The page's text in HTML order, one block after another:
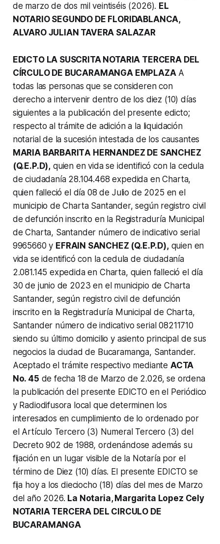
de marzo de dos mil veintiséis (2026). EL
NOTARIO SEGUNDO DE FLORIDABLANCA,
ALVARO JULIAN TAVERA SALAZAR
EDICTО LA SUSCRITA NOTARIA TERCERA DEL
CÍRCULO DE BUCARAMANGA EMPLAZAA
todas las personas que se consideren con
derecho a intervenir dentro de los diez (10) días
siguientes a la publicación del presente edicto;
respecto al trámite de adición a la liquidación
notarial de la sucesión intestada de los causantes
MARIA BARBARITА HERNANDEZ DE SANCHEZ
(Q.E.P.D), quien en vida se identificó con la cedula
de ciudadanía 28.104.468 expedida en Charta,
quien falleció el día 08 de Julio de 2025 en el
municipio de Charta Santander, según registro civil
de defunción inscrito en la Registraduría Municipal
de Charta, Santander número de indicativo serial
9965660 y EFRAIN SANCHEZ (Q.E.P.D),quien en
vida se identificó con la cedula de ciudadanía
2.081.145 expedida en Charta, quien falleció el día
30 de junio de 2023 en el municipio de Charta
Santander, según registro civil de defunción
inscrito en la Registraduría Municipal de Charta,
Santander número de indicativo serial 08211710
siendo su último domicilio y asiento principal de sus
negocios la ciudad de Bucaramanga, Santander.
Aceptado el trámite respectivo mediante ACTA
No. 45 de fecha 18 de Marzo de 2.026, se ordena
la publicación del presente EDICTO en el Periódico
y Radiodifusora local que determinen los
interesados en cumplimiento de lo ordenado por
el Artículo Tercero (3) Numeral Tercero (3) del
Decreto 902 de 1988, ordenándose además su
fijación en un lugar visible de la Notaría por el
término de Diez (10) días. El presente EDICTO se
fija hoy a los dieciocho (18) días del mes de Marzo
del año 2026. La Notaria, Margarita Lopez Cely
NOTARIA TERCERA DEL CIRCULO DE
BUCARAMANGA